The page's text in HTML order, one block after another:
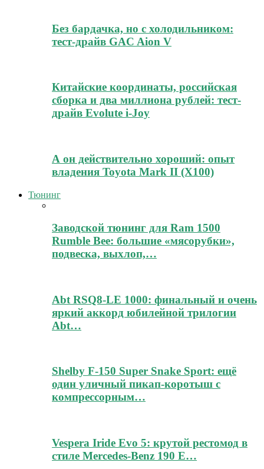
Без бардачка, но с холодильником:
тест-драйв GAC Aion V
Китайские координаты, российская
сборка и два миллиона рублей: тест-
драйв Evolute i-Joy
А он действительно хороший: опыт
владения Toyota Mark II (Х100)
Тюнинг
Заводской тюнинг для Ram 1500
Rumble Bee: большие «мясорубки»,
подвеска, выхлоп,…
Abt RSQ8-LE 1000: финальный и очень
яркий аккорд юбилейной трилогии
Abt…
Shelby F-150 Super Snake Sport: ещё
один уличный пикап-коротыш с
компрессорным…
Vespera Iride Evo 5: крутой рестомод в
стиле Mercedes-Benz 190 E…